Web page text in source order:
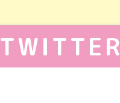
TWITTER